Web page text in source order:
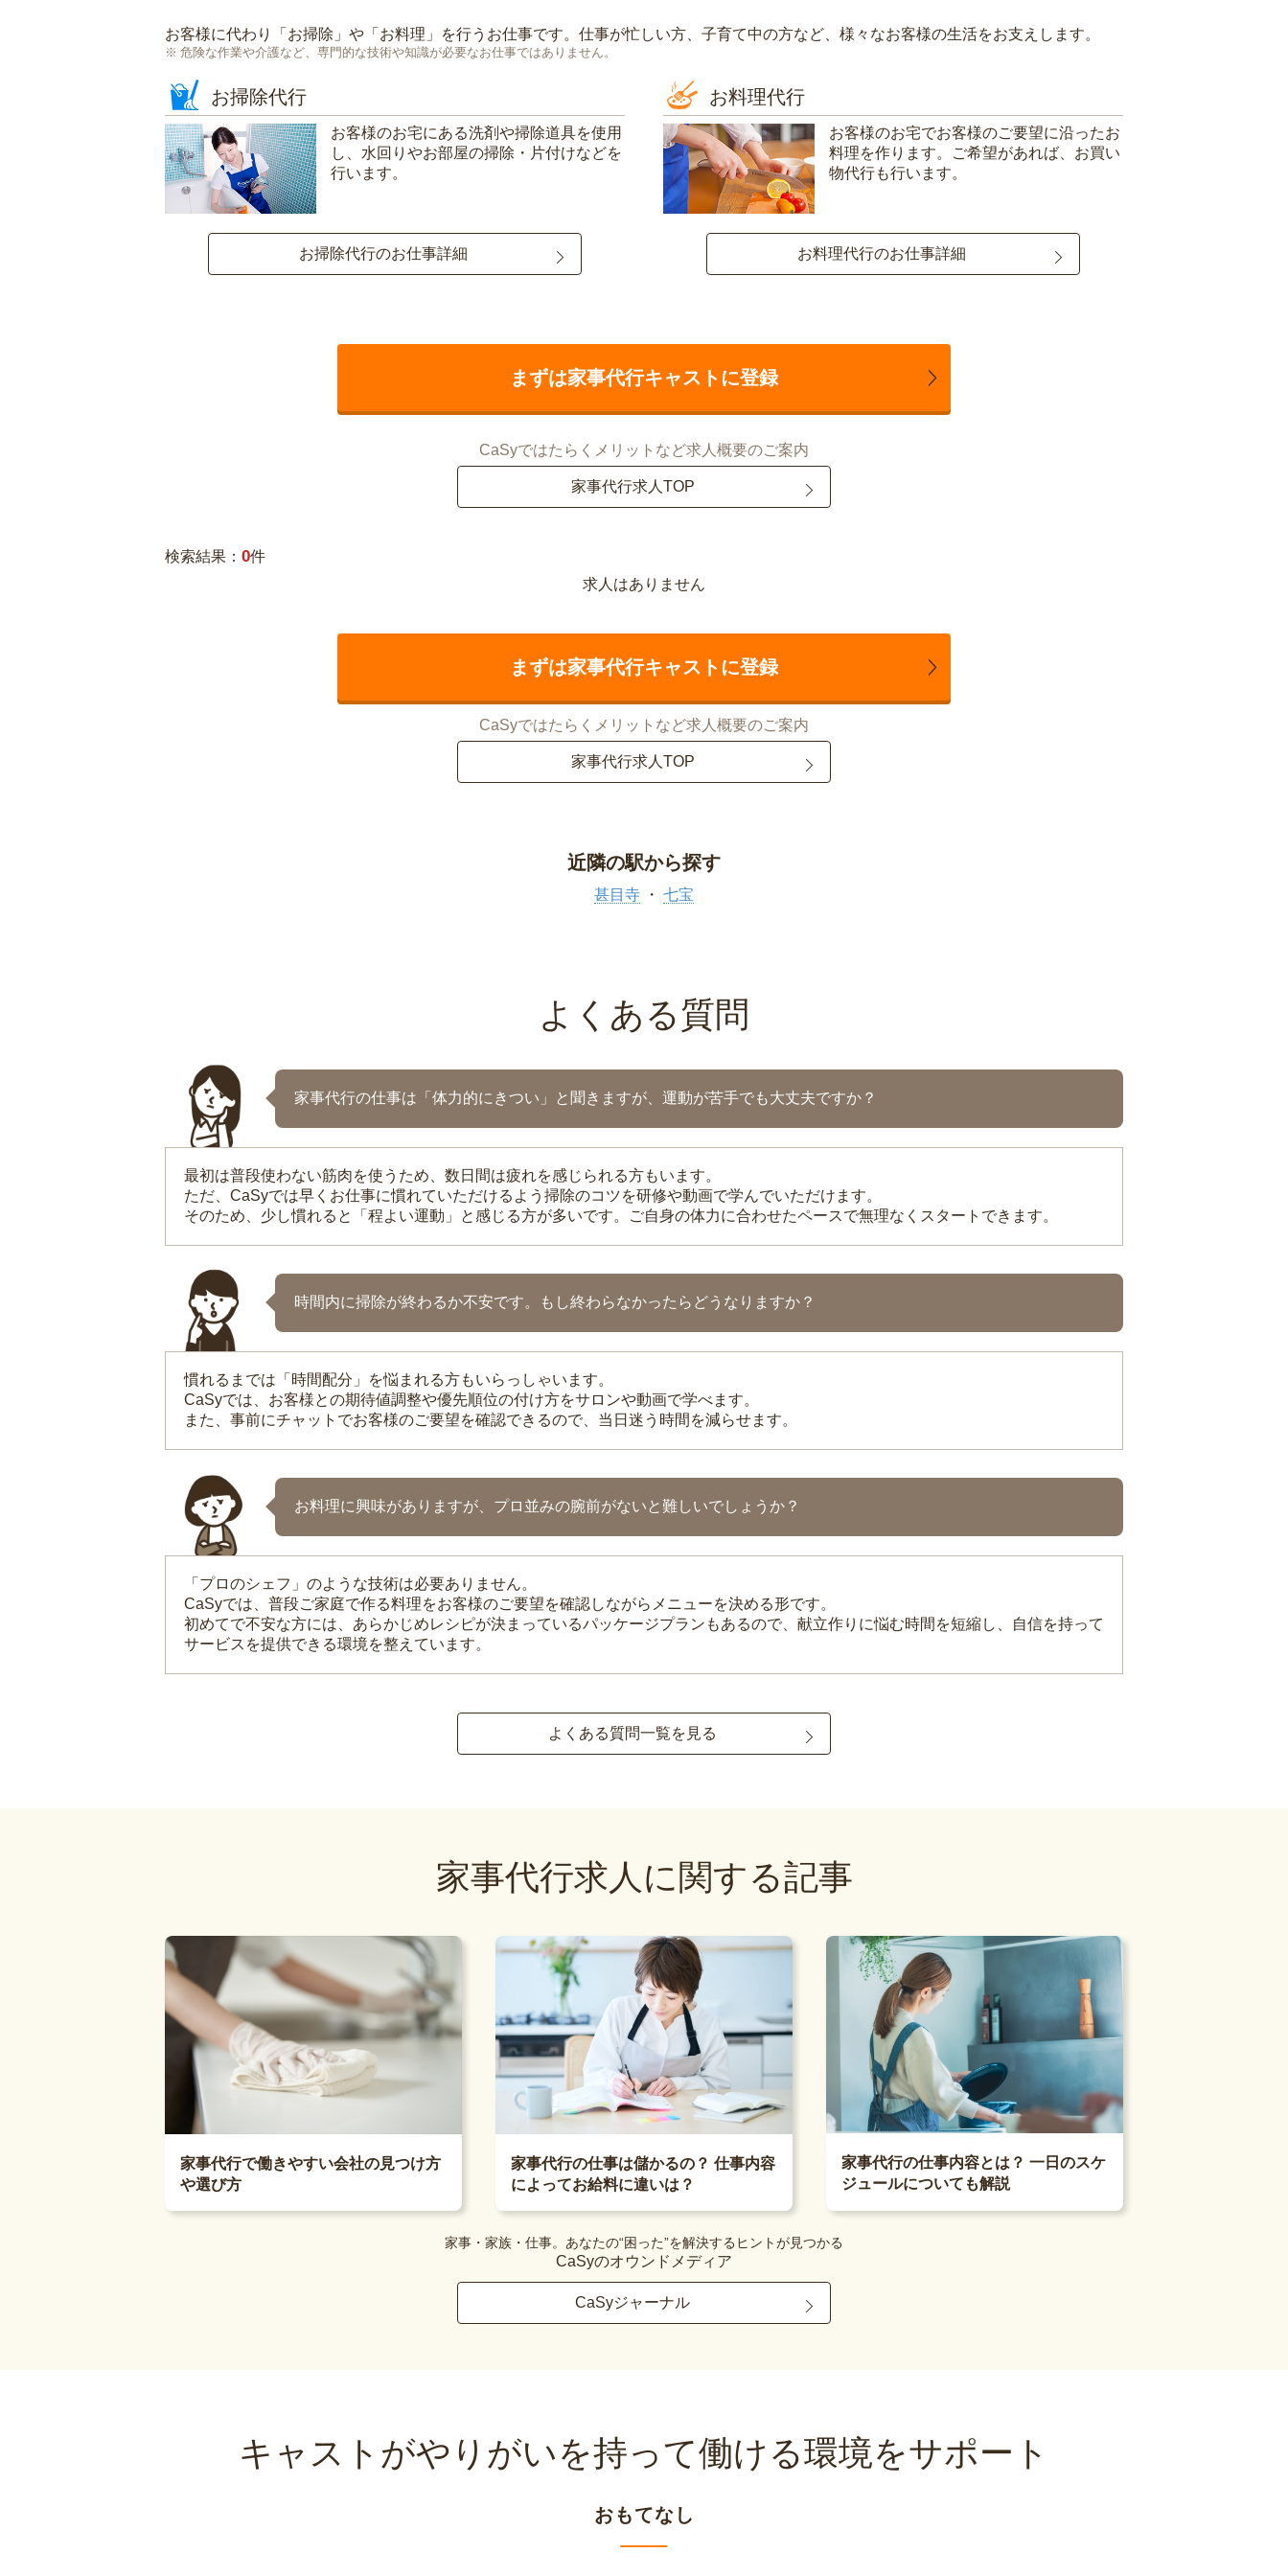
お客様に代わり「 お掃除 」や「 お料理 」を行うお仕事です。仕事が忙しい方、子育て中の方など、様々なお客様の生活をお支えします。
危険な作業や介護など、専門的な技術や知識が必要なお仕事ではありません。
お掃除代行
お客様のお宅にある洗剤や掃除道具を使用
し、水回りやお部屋の掃除・片付けなどを
行います。
お掃除代行のお仕事詳細
お料理代行
お客様のお宅でお客様のご要望に沿ったお
料理を作ります。ご希望があれば、お買い
物代行も行います。
お料理代行のお仕事詳細
まずは家事代行キャストに登録
CaSyではたらくメリットなど求人概要のご案内
家事代行求人TOP
検索結果： 0件
求人はありません
まずは家事代行キャストに登録
CaSyではたらくメリットなど求人概要のご案内
家事代行求人TOP
近隣の駅から探す
甚目寺 七宝
よくある質問
家事代行の仕事は「体力的にきつい」と聞きますが、運動が苦手でも大丈夫ですか？
最初は普段使わない筋肉を使うため、数日間は疲れを感じられる方もいます。
ただ、CaSyでは早くお仕事に慣れていただけるよう掃除のコツを研修や動画で学んでいただけます。
そのため、少し慣れると「程よい運動」と感じる方が多いです。ご自身の体力に合わせたペースで無理なくスタートできます。
時間内に掃除が終わるか不安です。もし終わらなかったらどうなりますか？
慣れるまでは「時間配分」を悩まれる方もいらっしゃいます。
CaSyでは、お客様との期待値調整や優先順位の付け方をサロンや動画で学べます。
また、事前にチャットでお客様のご要望を確認できるので、当日迷う時間を減らせます。
お料理に興味がありますが、プロ並みの腕前がないと難しいでしょうか？
「プロのシェフ」のような技術は必要ありません。
CaSyでは、普段ご家庭で作る料理をお客様のご要望を確認しながらメニューを決める形です。
初めてで不安な方には、あらかじめレシピが決まっているパッケージプランもあるので、献立作りに悩む時間を短縮し、自信を持って
サービスを提供できる環境を整えています。
よくある質問一覧を見る
家事代行求人に関する記事
家事代行で働きやすい会社の見つけ方
や選び方
家事代行の仕事は儲かるの？ 仕事内容
によってお給料に違いは？
家事代行の仕事内容とは？ 一日のスケ
ジュールについても解説
家事・家族・仕事。あなたの“困った”を解決するヒントが見つかる
CaSyのオウンドメディア
CaSyジャーナル
キャストがやりがいを持って働ける環境をサポート
おもてなし